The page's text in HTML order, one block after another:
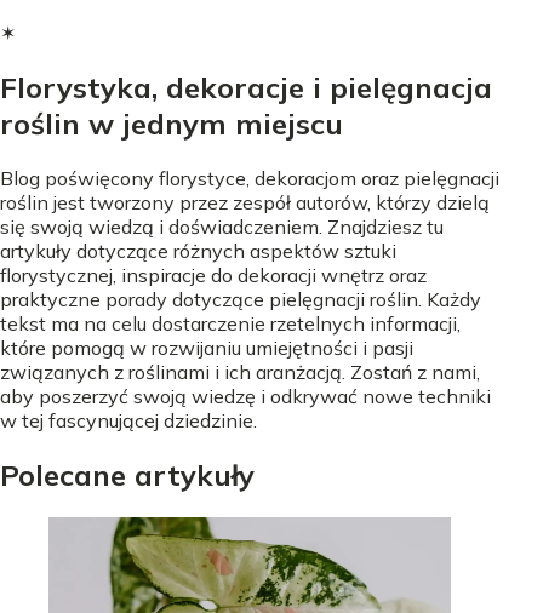
✶
Florystyka, dekoracje i pielęgnacja
roślin w jednym miejscu
Blog poświęcony florystyce, dekoracjom oraz pielęgnacji
roślin jest tworzony przez zespół autorów, którzy dzielą
się swoją wiedzą i doświadczeniem. Znajdziesz tu
artykuły dotyczące różnych aspektów sztuki
florystycznej, inspiracje do dekoracji wnętrz oraz
praktyczne porady dotyczące pielęgnacji roślin. Każdy
tekst ma na celu dostarczenie rzetelnych informacji,
które pomogą w rozwijaniu umiejętności i pasji
związanych z roślinami i ich aranżacją. Zostań z nami,
aby poszerzyć swoją wiedzę i odkrywać nowe techniki
w tej fascynującej dziedzinie.
Polecane artykuły